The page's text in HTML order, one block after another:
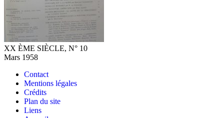
XX ÈME SIÈCLE, N° 10
Mars 1958
Contact
Mentions légales
Crédits
Plan du site
Liens